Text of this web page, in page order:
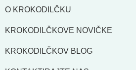
O KROKODILČKU
KROKODILČKOVE NOVIČKE
KROKODILČKOV BLOG